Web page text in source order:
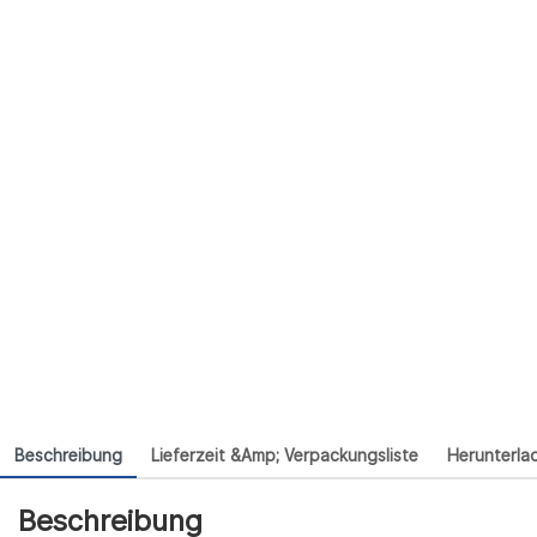
Beschreibung Lieferzeit &amp; Verpackungsliste
Beschreibung